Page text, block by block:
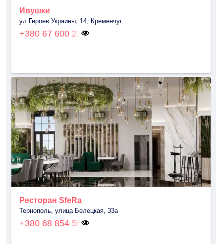
Ивушки
ул.Героев Украины, 14, Кременчуг
+380 67 600 23
Ресторан SfeRa
Тернополь, улица Белецкая, 33а
+380 68 854 56